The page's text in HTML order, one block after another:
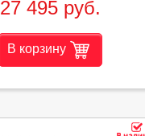
27 495 руб.
В корзину